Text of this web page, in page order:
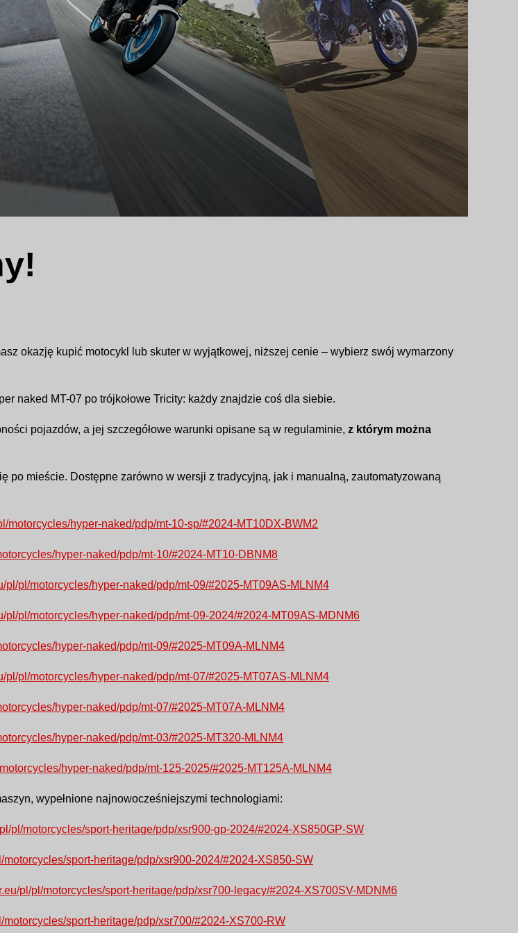
okazję kupić motocykl lub skuter w wyjątkowej, niższej cenie – wybierz swój wymarzony
naked MT-07 po trójkołowe Tricity: każdy znajdzie coś dla siebie.
pojazdów, a jej szczegółowe warunki opisane są w regulaminie, z którym można
po mieście. Dostępne zarówno w wersji z tradycyjną, jak i manualną, zautomatyzowaną
motorcycles/hyper-naked/pdp/mt-10-sp/#2024-MT10DX-BWM2
hyper-naked/pdp/mt-10/#2024-MT10-DBNM8
pl/pl/motorcycles/hyper-naked/pdp/mt-09/#2025-MT09AS-MLNM4
pl/pl/motorcycles/hyper-naked/pdp/mt-09-2024/#2024-MT09AS-MDNM6
hyper-naked/pdp/mt-09/#2025-MT09A-MLNM4
pl/pl/motorcycles/hyper-naked/pdp/mt-07/#2025-MT07AS-MLNM4
hyper-naked/pdp/mt-07/#2025-MT07A-MLNM4
hyper-naked/pdp/mt-03/#2025-MT320-MLNM4
hyper-naked/pdp/mt-125-2025/#2025-MT125A-MLNM4
wypełnione najnowocześniejszymi technologiami:
pl/motorcycles/sport-heritage/pdp/xsr900-gp-2024/#2024-XS850GP-SW
motorcycles/sport-heritage/pdp/xsr900-2024/#2024-XS850-SW
pl/pl/motorcycles/sport-heritage/pdp/xsr700-legacy/#2024-XS700SV-MDNM6
motorcycles/sport-heritage/pdp/xsr700/#2024-XS700-RW